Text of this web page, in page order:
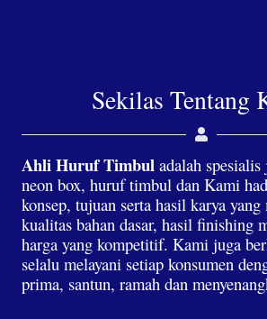
Sekilas Tentang
Ahli Huruf Timbul adalah spesialis
neon box, huruf timbul dan Kami
konsep, tujuan serta hasil karya
kualitas bahan dasar, hasil finishing
harga yang kompetitif. Kami juga
selalu melayani setiap konsumen
prima, santun, ramah dan